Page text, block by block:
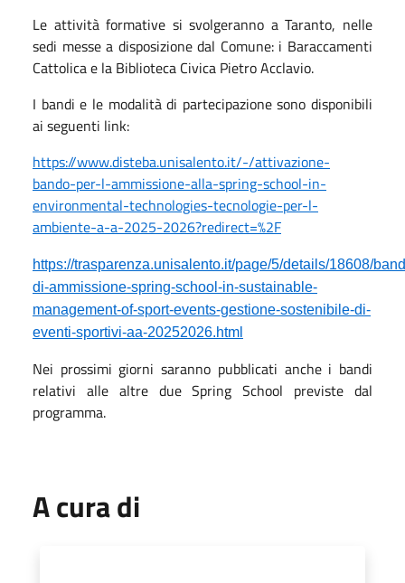
Le attività formative si svolgeranno a Taranto, nelle
sedi messe a disposizione dal Comune: i Baraccamenti
Cattolica e la Biblioteca Civica Pietro Acclavio.
I bandi e le modalità di partecipazione sono disponibili
ai seguenti link:
https://www.disteba.unisalento.it/-/attivazione-
bando-per-l-ammissione-alla-spring-school-in-
environmental-technologies-tecnologie-per-l-
ambiente-a-a-2025-2026?redirect=%2F
https://trasparenza.unisalento.it/page/5/details/18608/
di-ammissione-spring-school-in-sustainable-
management-of-sport-events-gestione-sostenibile-di-
eventi-sportivi-aa-20252026.html
Nei prossimi giorni saranno pubblicati anche i bandi
relativi alle altre due Spring School previste dal
programma.
A cura di